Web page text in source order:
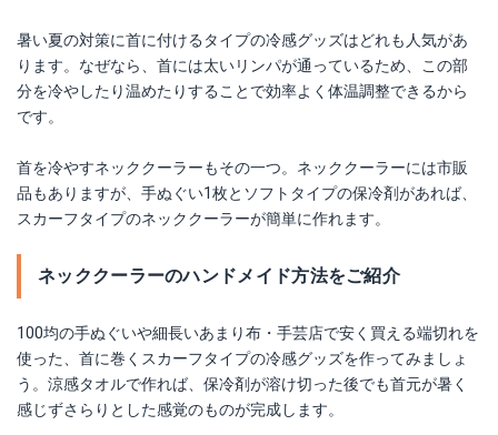
暑い夏の対策に首に付けるタイプの冷感グッズはどれも人気があ
ります。なぜなら、首には太いリンパが通っているため、この部
分を冷やしたり温めたりすることで効率よく体温調整できるから
です。
首を冷やすネッククーラーもその一つ。ネッククーラーには市販
品もありますが、手ぬぐい1枚とソフトタイプの保冷剤があれば、
スカーフタイプのネッククーラーが簡単に作れます。
ネッククーラーのハンドメイド方法をご紹介
100均の手ぬぐいや細長いあまり布・手芸店で安く買える端切れを
使った、首に巻くスカーフタイプの冷感グッズを作ってみましょ
う。涼感タオルで作れば、保冷剤が溶け切った後でも首元が暑く
感じずさらりとした感覚のものが完成します。